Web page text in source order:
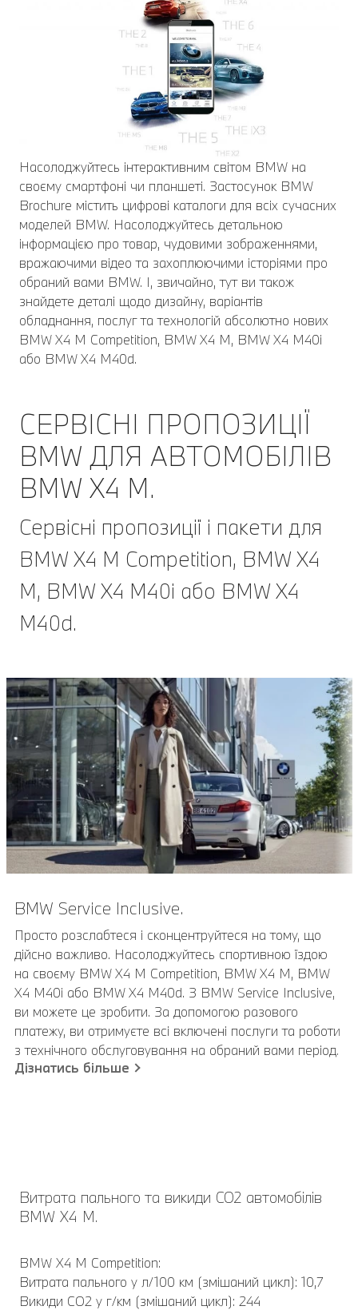
Насолоджуйтесь інтерактивним світом BMW на
своєму смартфоні чи планшеті. Застосунок BMW
Brochure містить цифрові каталоги для всіх сучасних
моделей BMW. Насолоджуйтесь детальною
інформацією про товар, чудовими зображеннями,
вражаючими відео та захоплюючими історіями про
обраний вами BMW. І, звичайно, тут ви також
знайдете деталі щодо дизайну, варіантів
обладнання, послуг та технологій абсолютно нових
BMW X4 M Competition, BMW X4 M, BMW X4 M40i
або BMW X4 M40d.
СЕРВІСНІ ПРОПОЗИЦІЇ
BMW ДЛЯ АВТОМОБІЛІВ
BMW Х4 М.
Сервісні пропозиції і пакети для
BMW X4 M Competition, BMW X4
M, BMW X4 M40i або BMW X4
M40d.
BMW Service Inclusive.
Просто розслабтеся і сконцентруйтеся на тому, що
дійсно важливо. Насолоджуйтесь спортивною їздою
на своєму BMW X4 M Competition, BMW X4 M, BMW
X4 M40i або BMW X4 M40d. З BMW Service Inclusive,
ви можете це зробити. За допомогою разового
платежу, ви отримуєте всі включені послуги та роботи
з технічного обслуговування на обраний вами період.
Дізнатись більше
Витрата пального та викиди CO2 автомобілів
BMW Х4 M.
BMW Х4 M Competition:
Витрата пального у л/100 км (змішаний цикл): 10,7
Викиди CO2 у г/км (змішаний цикл): 244